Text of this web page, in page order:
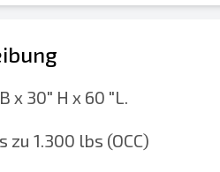
x 30" H x 60 "L.
1.300 lbs (OCC)